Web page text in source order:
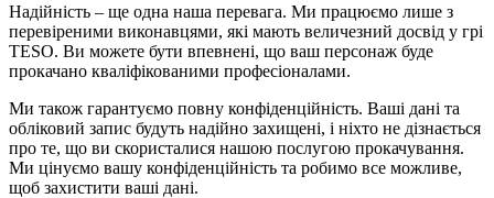
Надійність – ще одна наша перевага. Ми працюємо лише з
перевіреними виконавцями, які мають величезний досвід у грі
TESO. Ви можете бути впевнені, що ваш персонаж буде
прокачано кваліфікованими професіоналами.
Ми також гарантуємо повну конфіденційність. Ваші дані та
обліковий запис будуть надійно захищені, і ніхто не дізнається
про те, що ви скористалися нашою послугою прокачування.
Ми цінуємо вашу конфіденційність та робимо все можливе,
щоб захистити ваші дані.